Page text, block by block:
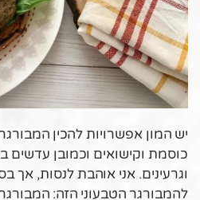
יש המון אפשרויות להכין
כוסמת וקישואים וכמובן עדשים
וגרעינים. אני אוהבת לנסות, אך
להמבורגר הטבעוני הזה: